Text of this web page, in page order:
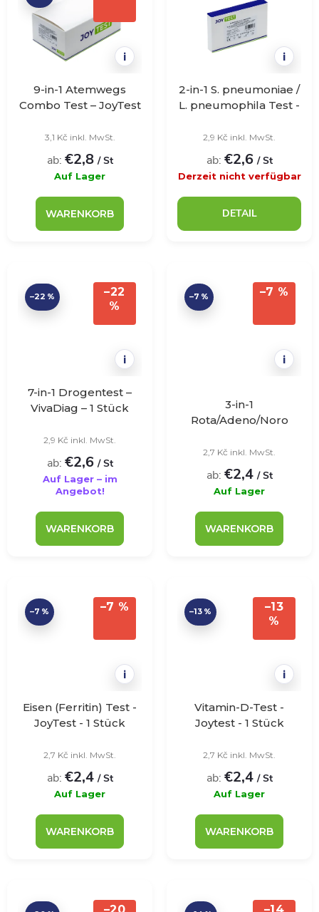
u
k
i
9-in-1 Atemwegs
Combo Test – JoyTest
3,1 Kč inkl. MwSt.
ab: €2,8 / St
Auf Lager
WARENKORB
i
2-in-1 S. pneumoniae /
L. pneumophila Test -
2,9 Kč inkl. MwSt.
ab: €2,6 / St
Derzeit nicht verfügbar
DETAIL
–22
%
i
–22 %
7-in-1 Drogentest –
VivaDiag – 1 Stück
2,9 Kč inkl. MwSt.
ab: €2,6 / St
Auf Lager – im
Angebot!
WARENKORB
–7 %
i
–7 %
3-in-1
Rota/Adeno/Noro
Stück
2,7 Kč inkl. MwSt.
ab: €2,4 / St
Auf Lager
WARENKORB
–7 %
i
–7 %
Eisen (Ferritin) Test -
JoyTest - 1 Stück
2,7 Kč inkl. MwSt.
ab: €2,4 / St
Auf Lager
WARENKORB
–13
%
i
–13 %
Vitamin-D-Test -
Joytest - 1 Stück
2,7 Kč inkl. MwSt.
ab: €2,4 / St
Auf Lager
WARENKORB
–20 –14